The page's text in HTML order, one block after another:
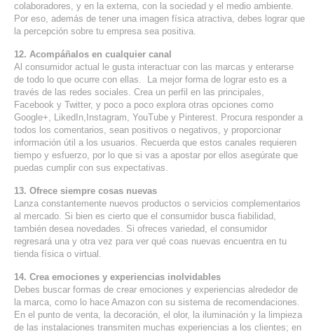
colaboradores, y en la externa, con la sociedad y el medio ambiente.
Por eso, además de tener una imagen física atractiva, debes lograr que
la percepción sobre tu empresa sea positiva.
12. Acompáñalos en cualquier canal
Al consumidor actual le gusta interactuar con las marcas y enterarse
de todo lo que ocurre con ellas. La mejor forma de lograr esto es a
través de las redes sociales. Crea un perfil en las principales,
Facebook y Twitter, y poco a poco explora otras opciones como
Google+, LikedIn,Instagram, YouTube y Pinterest. Procura responder a
todos los comentarios, sean positivos o negativos, y proporcionar
información útil a los usuarios. Recuerda que estos canales requieren
tiempo y esfuerzo, por lo que si vas a apostar por ellos asegúrate que
puedas cumplir con sus expectativas.
13. Ofrece siempre cosas nuevas
Lanza constantemente nuevos productos o servicios complementarios
al mercado. Si bien es cierto que el consumidor busca fiabilidad,
también desea novedades. Si ofreces variedad, el consumidor
regresará una y otra vez para ver qué coas nuevas encuentra en tu
tienda física o virtual.
14. Crea emociones y experiencias inolvidables
Debes buscar formas de crear emociones y experiencias alrededor de
la marca, como lo hace Amazon con su sistema de recomendaciones.
En el punto de venta, la decoración, el olor, la iluminación y la limpieza
de las instalaciones transmiten muchas experiencias a los clientes; en